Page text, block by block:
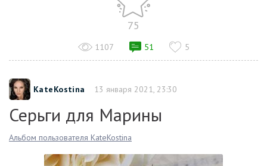
75
1107 51 5
KateKostina 13 января 2021, 23:30
Серьги для Марины
Альбом пользователя KateKostina